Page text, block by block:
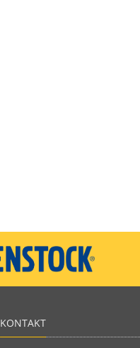
KONTAKT